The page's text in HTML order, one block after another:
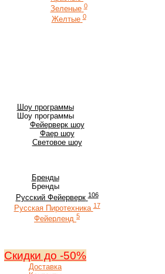
Зеленые 0
Желтые 0
Шоу программы
Шоу программы
Фейерверк шоу
Фаер шоу
Световое шоу
Бренды
Бренды
Русский Фейерверк 106
Русская Пиротехника 17
Фейерленд 5
Скидки до -50%
Доставка